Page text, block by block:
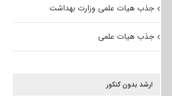
جذب هیات علمی وزارت بهداشت
جذب هیات علمی
ارشد بدون کنکور